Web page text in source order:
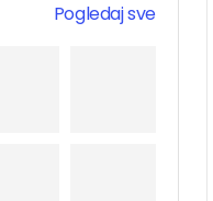
Pogledaj sve